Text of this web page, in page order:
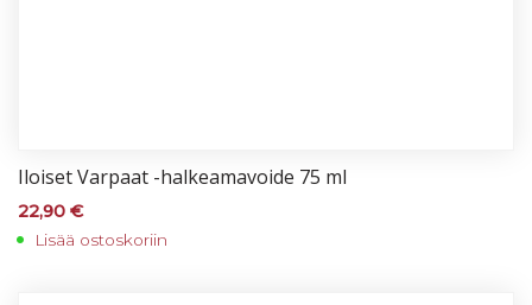
Iloi­set Var­paat -hal­kea­ma­voi­de 75 ml
22,90 €
Lisää ostoskoriin